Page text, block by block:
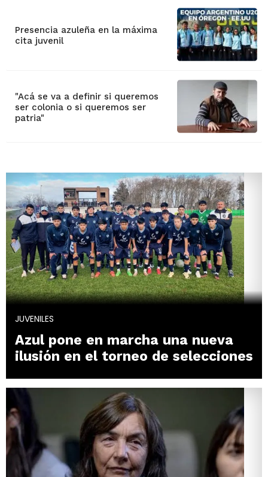
Presencia azuleña en la máxima
cita juvenil
"Acá se va a definir si queremos
ser colonia o si queremos ser
patria"
JUVENILES
Azul pone en marcha una nueva
ilusión en el torneo de selecciones